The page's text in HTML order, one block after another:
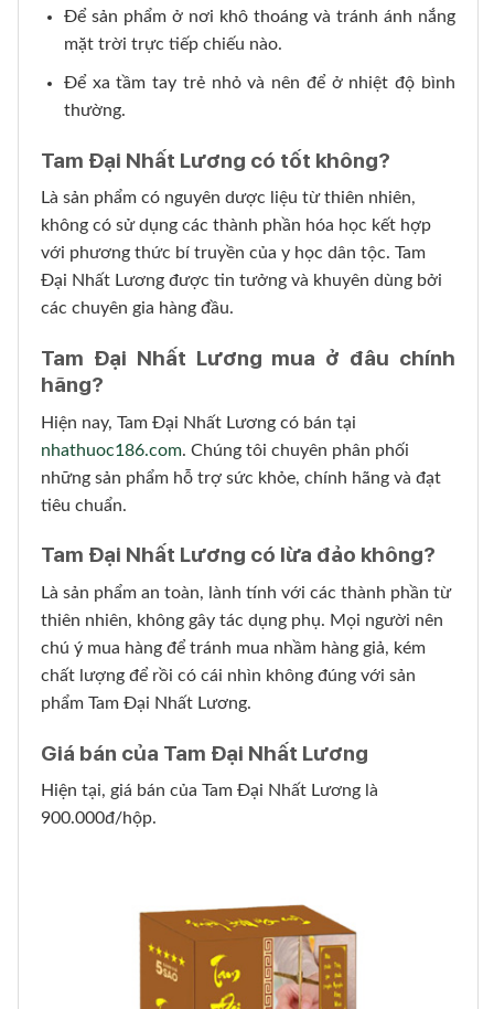
Để sản phẩm ở nơi khô thoáng và tránh ánh nắng
mặt trời trực tiếp chiếu nào.
Để xa tầm tay trẻ nhỏ và nên để ở nhiệt độ bình
thường.
Tam Đại Nhất Lương có tốt không?
Là sản phẩm có nguyên dược liệu từ thiên nhiên,
không có sử dụng các thành phần hóa học kết hợp
với phương thức bí truyền của y học dân tộc. Tam
Đại Nhất Lương được tin tưởng và khuyên dùng bởi
các chuyên gia hàng đầu.
Tam Đại Nhất Lương mua ở đâu chính
hãng?
Hiện nay, Tam Đại Nhất Lương có bán tại
nhathuoc186.com. Chúng tôi chuyên phân phối
những sản phẩm hỗ trợ sức khỏe, chính hãng và đạt
tiêu chuẩn.
Tam Đại Nhất Lương có lừa đảo không?
Là sản phẩm an toàn, lành tính với các thành phần từ
thiên nhiên, không gây tác dụng phụ. Mọi người nên
chú ý mua hàng để tránh mua nhầm hàng giả, kém
chất lượng để rồi có cái nhìn không đúng với sản
phẩm Tam Đại Nhất Lương.
Giá bán của Tam Đại Nhất Lương
Hiện tại, giá bán của Tam Đại Nhất Lương là
900.000đ/hộp.